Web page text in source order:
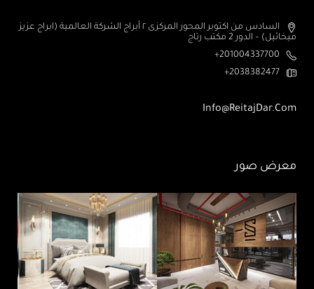
السادس من اكتوبر المحور المركزى ٢ أبراج الشركة العالمية (ابراج عزيز
ميخائيل) – الدور 2 مكتب رتاج
201004337700+
2038382477+
Info@ReitajDar.com
معرض صور